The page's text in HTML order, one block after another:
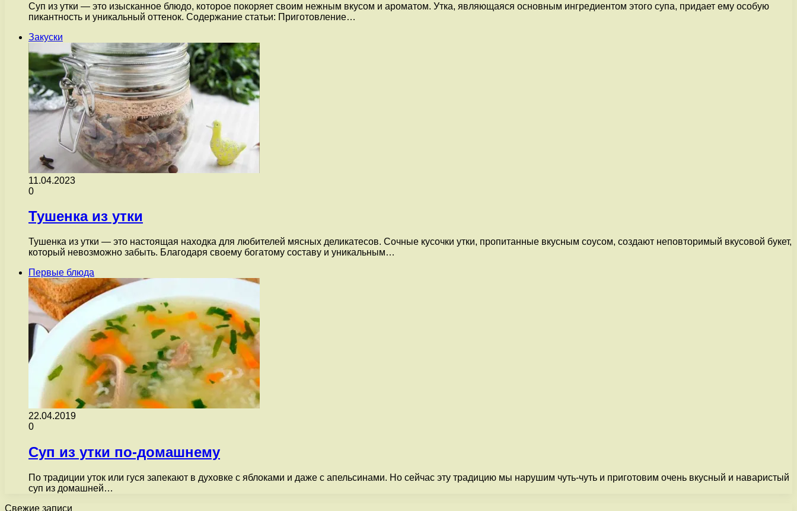
Суп из утки — это изысканное блюдо, которое покоряет своим нежным вкусом и ароматом. Утка, являющаяся основным ингредиентом этого супа, придает ему особую
пикантность и уникальный оттенок. Содержание статьи: Приготовление…
Закуски
11.04.2023
0
Тушенка из утки
Тушенка из утки — это настоящая находка для любителей мясных деликатесов. Сочные кусочки утки, пропитанные вкусным соусом, создают неповторимый вкусовой букет,
который невозможно забыть. Благодаря своему богатому составу и уникальным…
Первые блюда
22.04.2019
0
Суп из утки по-домашнему
По традиции уток или гуся запекают в духовке с яблоками и даже с апельсинами. Но сейчас эту традицию мы нарушим чуть-чуть и приготовим очень вкусный и наваристый
суп из домашней…
Свежие записи